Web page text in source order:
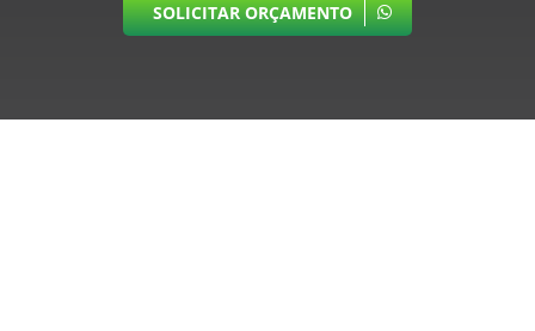
SOLICITAR ORÇAMENTO